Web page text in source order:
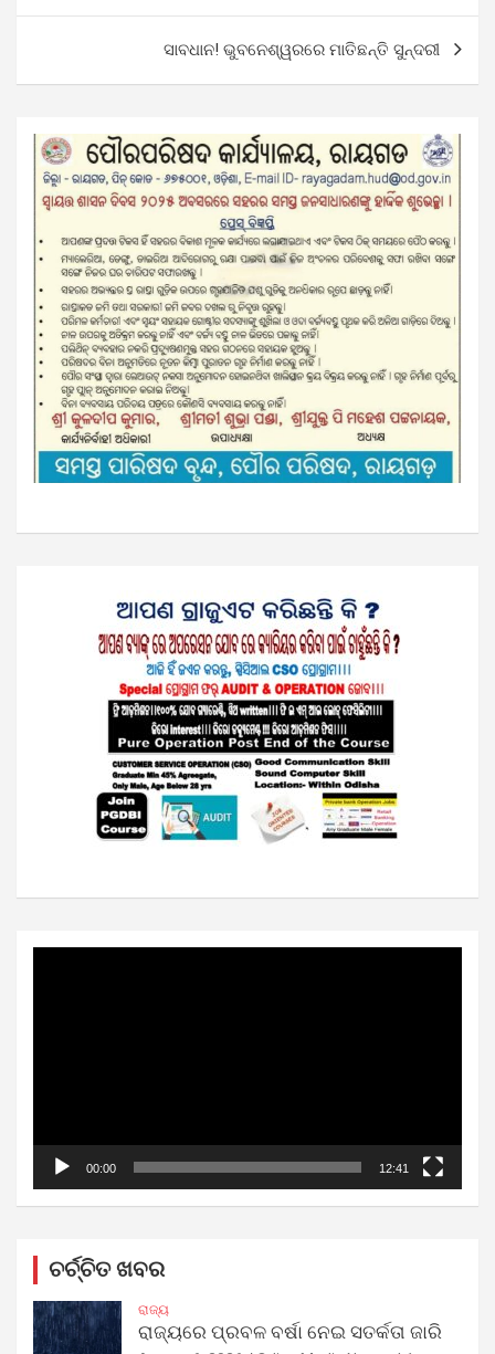
ସାବଧାନ! ଭୁବନେଶ୍ୱରରେ ମାତିଛନ୍ତି ସୁନ୍ଦରୀ
00:00 12:41
ଚର୍ଚ୍ଚିତ ଖବର
ରାଜ୍ୟ
ରାଜ୍ୟରେ ପ୍ରବଳ ବର୍ଷା ନେଇ ସତର୍କତା ଜାରି